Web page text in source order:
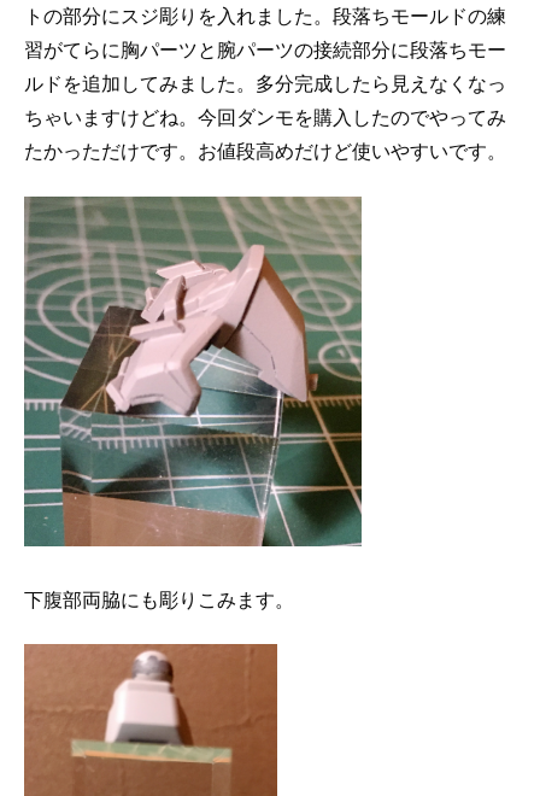
トの部分にスジ彫りを入れました。段落ちモールドの練
習がてらに胸パーツと腕パーツの接続部分に段落ちモー
ルドを追加してみました。多分完成したら見えなくなっ
ちゃいますけどね。今回ダンモを購入したのでやってみ
たかっただけです。お値段高めだけど使いやすいです。
下腹部両脇にも彫りこみます。